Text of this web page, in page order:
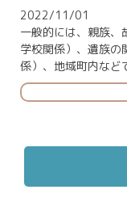
2022/11/01
一般的には、親族、
学校関係）、遺族の
係）、地域町内など